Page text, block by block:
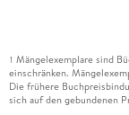
1 Mängelexemplare sind
einschränken.
Die frühere
sich auf den gebundenen